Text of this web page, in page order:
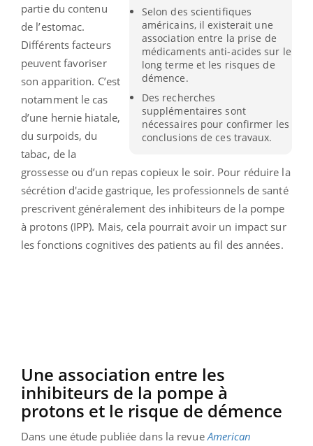
Selon des scientifiques
américains, il existerait une
association entre la prise de
médicaments anti-acides sur le
long terme et les risques de
démence.
Des recherches
supplémentaires sont
nécessaires pour confirmer les
conclusions de ces travaux.
partie du contenu
de l’estomac.
Différents facteurs
peuvent favoriser
son apparition. C’est
notamment le cas
d’une hernie hiatale,
du surpoids, du
tabac, de la
grossesse ou d’un repas copieux le soir. Pour réduire la
sécrétion d'acide gastrique, les professionnels de santé
prescrivent généralement des inhibiteurs de la pompe
à protons (IPP). Mais, cela pourrait avoir un impact sur
les fonctions cognitives des patients au fil des années.
Une association entre les
inhibiteurs de la pompe à
protons et le risque de démence
Dans une étude publiée dans la revue American